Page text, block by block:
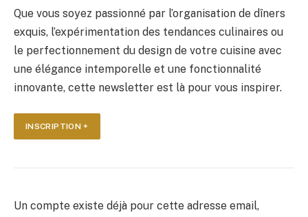
Que vous soyez passionné par l’organisation de dîners
exquis, l’expérimentation des tendances culinaires ou
le perfectionnement du design de votre cuisine avec
une élégance intemporelle et une fonctionnalité
innovante, cette newsletter est là pour vous inspirer.
INSCRIPTION +
Un compte existe déjà pour cette adresse email,